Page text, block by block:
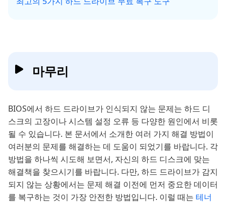
마무리
BIOS에서 하드 드라이브가 인식되지 않는 문제는 하드 디
스크의 고장이나 시스템 설정 오류 등 다양한 원인에서 비롯
될 수 있습니다. 본 문서에서 소개한 여러 가지 해결 방법이
여러분의 문제를 해결하는 데 도움이 되었기를 바랍니다. 각
방법을 하나씩 시도해 보면서, 자신의 하드 디스크에 맞는
해결책을 찾으시기를 바랍니다. 다만, 하드 드라이브가 감지
되지 않는 상황에서는 문제 해결 이전에 먼저 중요한 데이터
를 복구하는 것이 가장 안전한 방법입니다. 이럴 때는 테너